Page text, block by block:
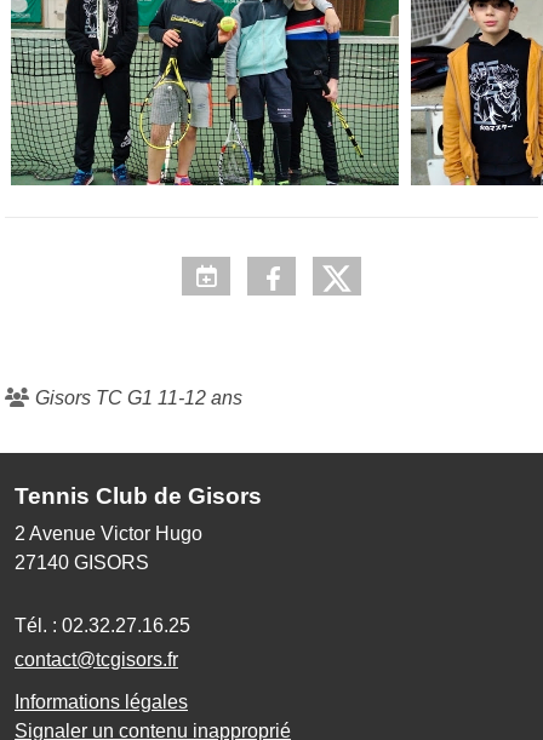
Gisors TC G1 11-12 ans
Tennis Club de Gisors
2 Avenue Victor Hugo
27140 GISORS
Tél. : 02.32.27.16.25
contact@tcgisors.fr
Informations légales
Signaler un contenu inapproprié